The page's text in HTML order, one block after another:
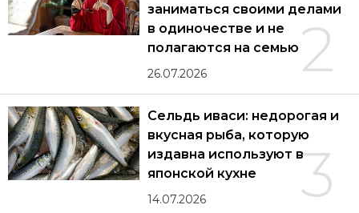
2
заниматься своими делами
в одиночестве и не
полагаются на семью
26.07.2026
3
Сельдь иваси: недорогая и
вкусная рыба, которую
издавна используют в
японской кухне
14.07.2026